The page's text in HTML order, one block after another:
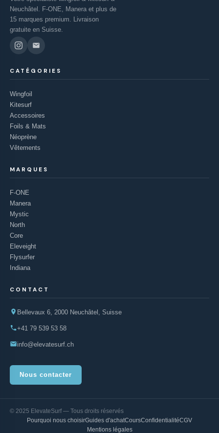
Neuchâtel. F-ONE, Manera et plus de
15 marques premium. Livraison
gratuite en Suisse.
CATÉGORIES
Wingfoil
Kitesurf
Accessoires
Foils & Mats
Néoprène
Vêtements
MARQUES
F-ONE
Manera
Mystic
North
Core
Eleveight
Flysurfer
Indiana
CONTACT
Bellevaux 6, 2000 Neuchâtel, Suisse
+41 79 539 53 58
info@elevatesurf.ch
Nous contacter
© 2025 ElevateSurf — Tous droits réservés
Pourquoi nous choisirGuides d'achatCoursConfidentialitéCGV
Mentions légales